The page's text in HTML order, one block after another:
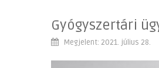
Gyógyszertári
Megjelent: 2021. július 28.